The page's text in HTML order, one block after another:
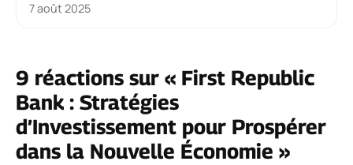
7 août 2025
9 réactions sur « First Republic
Bank : Stratégies
d’Investissement pour Prospérer
dans la Nouvelle Économie »